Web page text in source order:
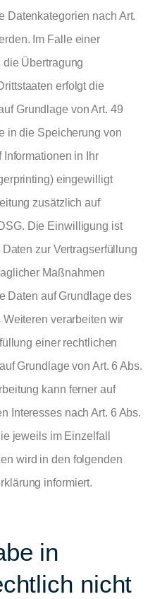
Datenkategorien nach Art.
Im Falle einer
Übertragung
erfolgt die
Grundlage von Art. 49
in die Speicherung von
in Ihr
eingewilligt
zusätzlich auf
Die Einwilligung ist
zur Vertragserfüllung
Maßnahmen
Daten auf Grundlage des
verarbeiten wir
einer rechtlichen
Grundlage von Art. 6 Abs.
kann ferner auf
Interesses nach Art. 6 Abs.
jeweils im Einzelfall
wird in den folgenden
informiert.
in
nicht